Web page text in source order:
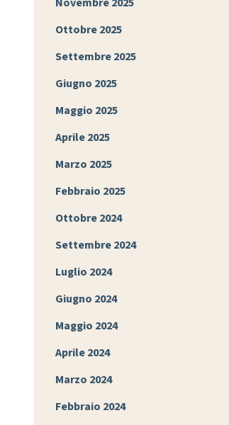
Ottobre 2025
Settembre 2025
Giugno 2025
Maggio 2025
Aprile 2025
Marzo 2025
Febbraio 2025
Ottobre 2024
Settembre 2024
Luglio 2024
Giugno 2024
Maggio 2024
Aprile 2024
Marzo 2024
Febbraio 2024